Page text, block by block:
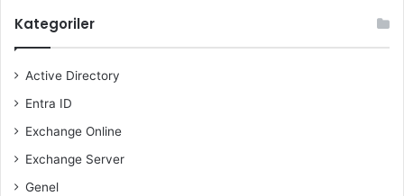
Kategoriler
Active Directory
Entra ID
Exchange Online
Exchange Server
Genel